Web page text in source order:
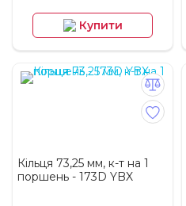
Купити
Кільця 73,25 мм, к-т на 1
поршень - 173D YBX